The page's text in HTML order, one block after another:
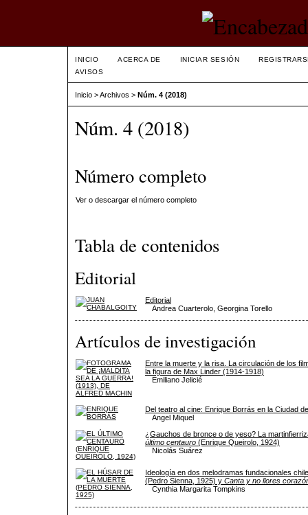
INICIO ACERCA DE INICIAR SESIÓN
AVISOS
Inicio >Archivos > Núm. 4 (2018)
Núm. 4 (2018)
Número completo
Ver o descargar el número completo
Tabla de contenidos
Editorial
Editorial
Andrea Cuarterolo, Georgina Torello
Artículos de investigación
Entre la muerte y la risa. La circulación de los
la figura de Max Linder (1914-1918)
Emiliano Jelicié
Del teatro al cine: Enrique Borrás en la Ciudad
Angel Miquel
¿Gauchos de bronce o de yeso? La
último centauro (Enrique Queirolo, 1924)
Nicolás Suárez
Ideología en dos melodramas fundacionales
(Pedro Sienna, 1925) y Canta y no llores
Cynthia Margarita Tompkins